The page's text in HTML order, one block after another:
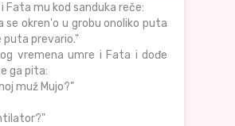
Fata mu kod sanduka reče:
se okren'o u grobu onoliko puta
puta prevario."
vremena umre i Fata i dođe
ga pita:
muž Mujo?"